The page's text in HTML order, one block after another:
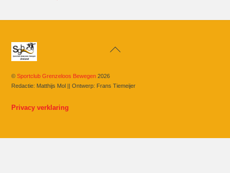
Back
©Sportclub Grenzeloos Bewegen 2026
Redactie: Matthijs Mol || Ontwerp: Frans Tiemeijer
Privacy verklaring